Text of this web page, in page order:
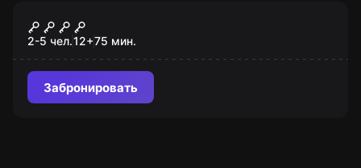
Вирус Зомби X
2-5 чел.12+75 мин.
Забронировать